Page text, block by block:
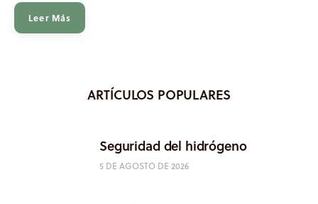
Leer Más
ARTÍCULOS POPULARES
Seguridad del hidrógeno
5 DE AGOSTO DE 2026